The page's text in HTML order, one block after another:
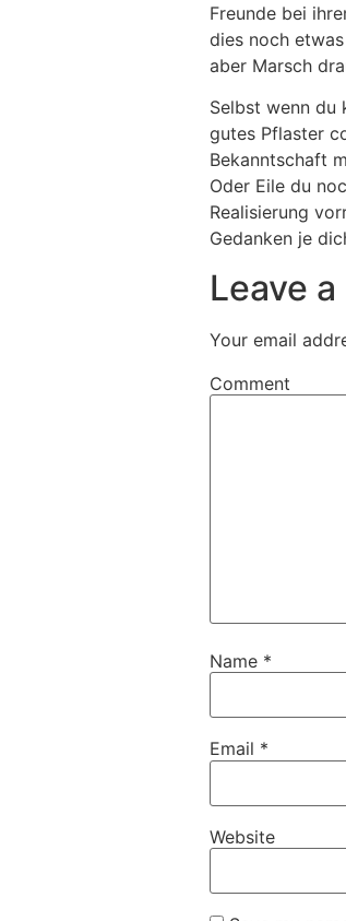
Freunde bei
dies noch
aber Marsch
Selbst wenn du
gutes Pflaster
Bekanntschaft
Oder Eile du
Realisierung
Gedanken je
Leave
Your email
Comment
Name *
Email *
Website